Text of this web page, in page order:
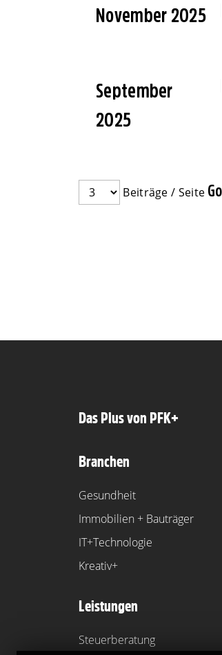
November 2025
September
2025
Beiträge / Seite
Das Plus von PFK+
Branchen
Gesundheit
Immobilien + Bauträger
IT+Technologie
Kreativ+
Leistungen
Steuerberatung